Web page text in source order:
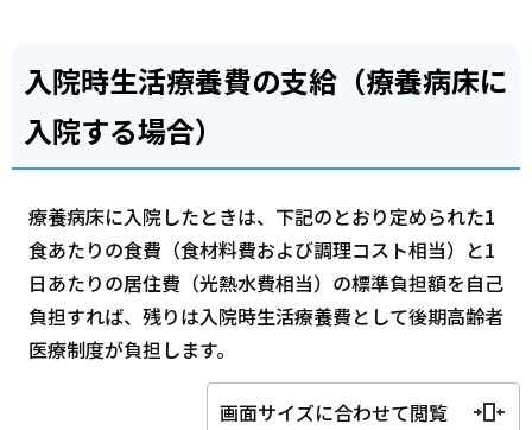
入院時生活療養費の支給（療養病床に
入院する場合）
療養病床に入院したときは、下記のとおり定められた1
食あたりの食費（食材料費および調理コスト相当）と1
日あたりの居住費（光熱水費相当）の標準負担額を自己
負担すれば、残りは入院時生活療養費として後期高齢者
医療制度が負担します。
画面サイズに合わせて閲覧